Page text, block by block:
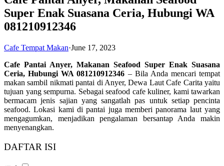
Super Enak Suasana Ceria, Hubungi WA
081210912346
Cafe Tempat Makan·June 17, 2023
Cafe Pantai Anyer, Makanan Seafood Super Enak Suasana
Ceria, Hubungi WA 081210912346 – Bila Anda mencari tempat
makan sambil nikmati pantai di Anyer, Dewa Laut Cafe Carita yaitu
tujuan yang sempurna. Sebagai seafood cafe kuliner, kami tawarkan
bermacam jenis sajian yang sangatlah pas untuk setiap pencinta
seafood. Lokasi kami di pantai juga memberi panorama laut yang
mengagumkan, menjadikan pengalaman bersantap Anda makin
menyenangkan.
DAFTAR ISI